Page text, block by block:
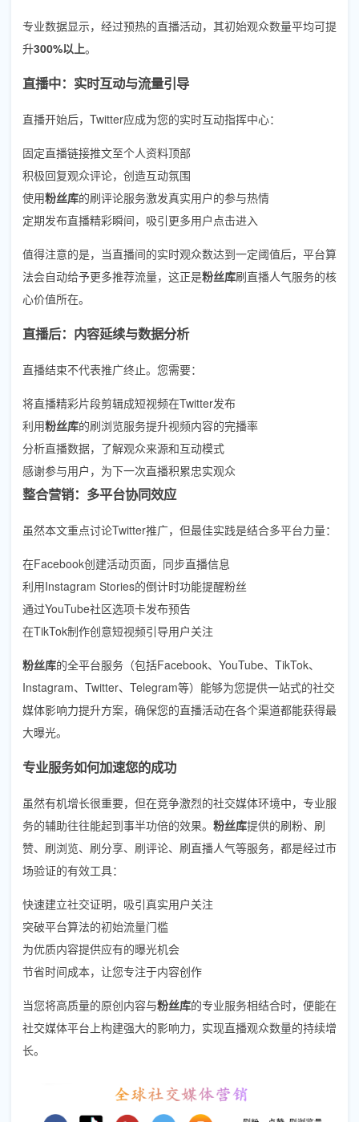
专业数据显示，经过预热的直播活动，其初始观众数量平均可提
升300%以上。
直播中：实时互动与流量引导
直播开始后，Twitter应成为您的实时互动指挥中心：
固定直播链接推文至个人资料顶部
积极回复观众评论，创造互动氛围
使用粉丝库的刷评论服务激发真实用户的参与热情
定期发布直播精彩瞬间，吸引更多用户点击进入
值得注意的是，当直播间的实时观众数达到一定阈值后，平台算
法会自动给予更多推荐流量，这正是粉丝库刷直播人气服务的核
心价值所在。
直播后：内容延续与数据分析
直播结束不代表推广终止。您需要：
将直播精彩片段剪辑成短视频在Twitter发布
利用粉丝库的刷浏览服务提升视频内容的完播率
分析直播数据，了解观众来源和互动模式
感谢参与用户，为下一次直播积累忠实观众
整合营销：多平台协同效应
虽然本文重点讨论Twitter推广，但最佳实践是结合多平台力量：
在Facebook创建活动页面，同步直播信息
利用Instagram Stories的倒计时功能提醒粉丝
通过YouTube社区选项卡发布预告
在TikTok制作创意短视频引导用户关注
粉丝库的全平台服务（包括Facebook、YouTube、TikTok、
Instagram、Twitter、Telegram等）能够为您提供一站式的社交
媒体影响力提升方案，确保您的直播活动在各个渠道都能获得最
大曝光。
专业服务如何加速您的成功
虽然有机增长很重要，但在竞争激烈的社交媒体环境中，专业服
务的辅助往往能起到事半功倍的效果。 粉丝库提供的刷粉、刷
赞、刷浏览、刷分享、刷评论、刷直播人气等服务，都是经过市
场验证的有效工具：
快速建立社交证明，吸引真实用户关注
突破平台算法的初始流量门槛
为优质内容提供应有的曝光机会
节省时间成本，让您专注于内容创作
当您将高质量的原创内容与粉丝库的专业服务相结合时，便能在
社交媒体平台上构建强大的影响力，实现直播观众数量的持续增
长。